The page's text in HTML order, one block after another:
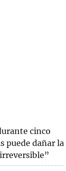
cinco
puede dañar la